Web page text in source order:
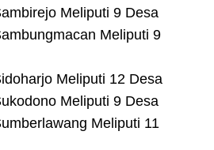
Meliputi 9 Desa
Meliputi 9
Meliputi 12 Desa
Meliputi 9 Desa
Meliputi 11